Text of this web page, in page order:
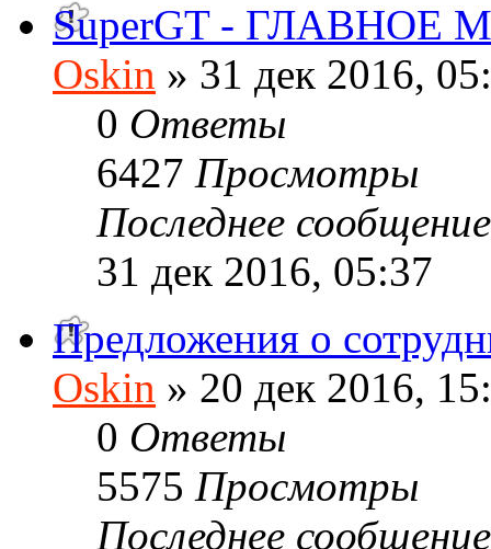
SuperGT - ГЛАВНОЕ
Oskin » 31 дек 2016,
0 Ответы
6427 Просмотры
Последнее
31 дек 2016, 05:37
Предложения о
Oskin » 20 дек 2016,
0 Ответы
5575 Просмотры
Последнее